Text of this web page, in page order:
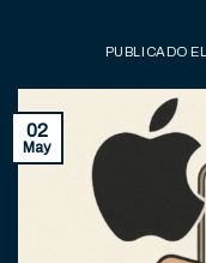
PUBLICADO EL
02
May